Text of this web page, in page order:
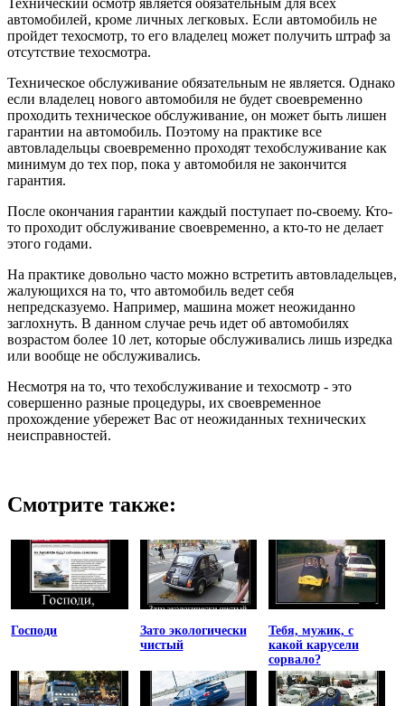
Технический осмотр является обязательным для всех
автомобилей, кроме личных легковых. Если автомобиль не
пройдет техосмотр, то его владелец может получить штраф за
отсутствие техосмотра.
Техническое обслуживание обязательным не является. Однако
если владелец нового автомобиля не будет своевременно
проходить техническое обслуживание, он может быть лишен
гарантии на автомобиль. Поэтому на практике все
автовладельцы своевременно проходят техобслуживание как
минимум до тех пор, пока у автомобиля не закончится
гарантия.
После окончания гарантии каждый поступает по-своему. Кто-
то проходит обслуживание своевременно, а кто-то не делает
этого годами.
На практике довольно часто можно встретить автовладельцев,
жалующихся на то, что автомобиль ведет себя
непредсказуемо. Например, машина может неожиданно
заглохнуть. В данном случае речь идет об автомобилях
возрастом более 10 лет, которые обслуживались лишь изредка
или вообще не обслуживались.
Несмотря на то, что техобслуживание и техосмотр - это
совершенно разные процедуры, их своевременное
прохождение убережет Вас от неожиданных технических
неисправностей.
Смотрите также:
Господи
Зато экологически
чистый
Тебя, мужик, с
какой карусели
сорвало?